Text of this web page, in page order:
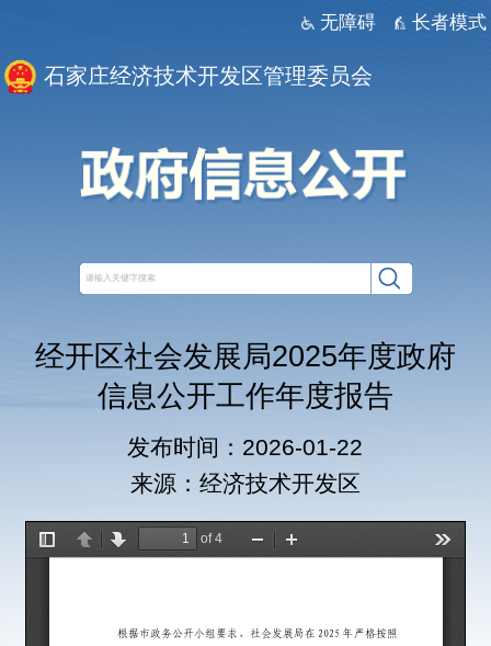
无障碍 长者模式
石家庄经济技术开发区管理委员会
经开区社会发展局2025年度政府
信息公开工作年度报告
发布时间：2026-01-22
来源：经济技术开发区